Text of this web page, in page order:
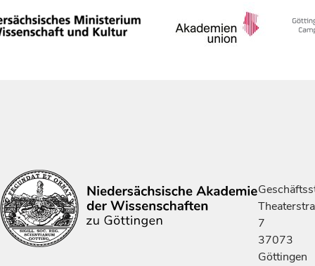
7
37073
Göttingen